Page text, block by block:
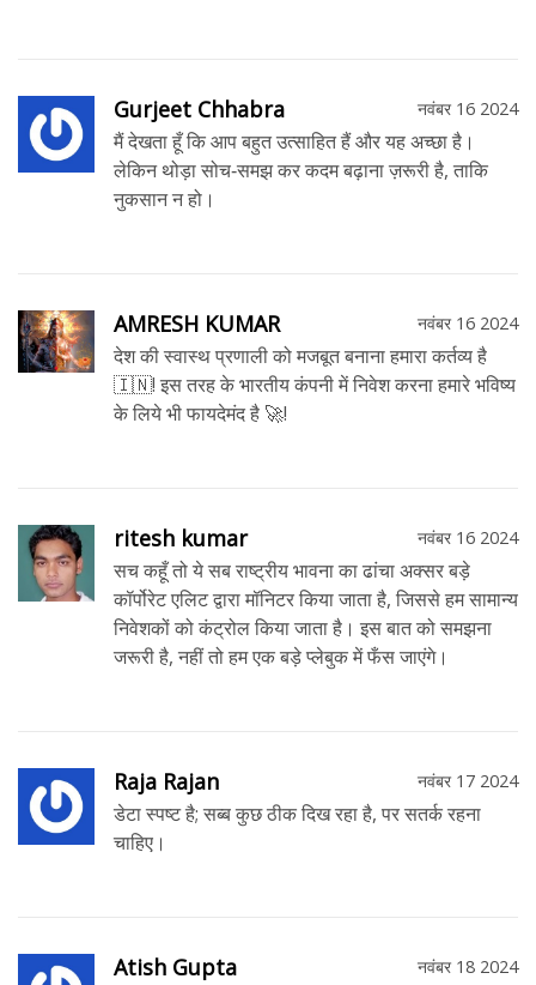
Gurjeet Chhabra नवंबर 16 2024
मैं देखता हूँ कि आप बहुत उत्साहित हैं और यह अच्छा है।
लेकिन थोड़ा सोच‑समझ कर कदम बढ़ाना ज़रूरी है, ताकि
नुकसान न हो।
AMRESH KUMAR नवंबर 16 2024
देश की स्वास्थ प्रणाली को मजबूत बनाना हमारा कर्तव्य है
🇮🇳! इस तरह के भारतीय कंपनी में निवेश करना हमारे भविष्य
के लिये भी फायदेमंद है 🚀!
ritesh kumar नवंबर 16 2024
सच कहूँ तो ये सब राष्ट्रीय भावना का ढांचा अक्सर बड़े
कॉर्पोरेट एलिट द्वारा मॉनिटर किया जाता है, जिससे हम सामान्य
निवेशकों को कंट्रोल किया जाता है। इस बात को समझना
जरूरी है, नहीं तो हम एक बड़े प्लेबुक में फँस जाएंगे।
Raja Rajan नवंबर 17 2024
डेटा स्पष्ट है; सब्ब कुछ ठीक दिख रहा है, पर सतर्क रहना
चाहिए।
Atish Gupta नवंबर 18 2024